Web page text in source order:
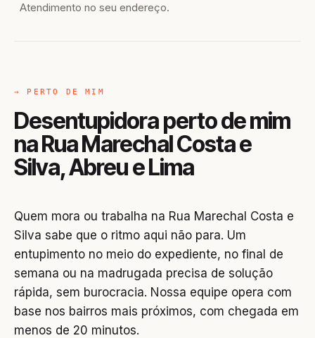
Atendimento no seu endereço.
→ PERTO DE MIM
Desentupidora perto de mim
na Rua Marechal Costa e
Silva, Abreu e Lima
Quem mora ou trabalha na Rua Marechal Costa e
Silva sabe que o ritmo aqui não para. Um
entupimento no meio do expediente, no final de
semana ou na madrugada precisa de solução
rápida, sem burocracia. Nossa equipe opera com
base nos bairros mais próximos, com chegada em
menos de 20 minutos.